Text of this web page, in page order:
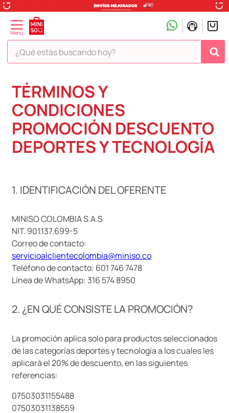
¿Qué estás buscando hoy?
TÉRMINOS Y
CONDICIONES
PROMOCIÓN DESCUENTO
DEPORTES Y TECNOLOGÍA
1. IDENTIFICACIÓN DEL OFERENTE
MINISO COLOMBIA S.A.S
NIT. 901.137.699-5
Correo de contacto:
servicioalclientecolombia@miniso.co
Teléfono de contacto: 601 746 7478
Línea de WhatsApp: 316 574 8950
2. ¿EN QUÉ CONSISTE LA PROMOCIÓN?
La promoción aplica solo para productos seleccionados
de las categorías deportes y tecnología a los cuales les
aplicará el 20% de descuento, en las siguientes
referencias:
07503031155488
07503031138559
TÉRMINOS MÁS BUSCADOS
1.
peluche
2.
hello kitty
3
snoopy
4.
ositos cariñositos
6
disney
8.
toy story
9.
llaveros
10. one piece